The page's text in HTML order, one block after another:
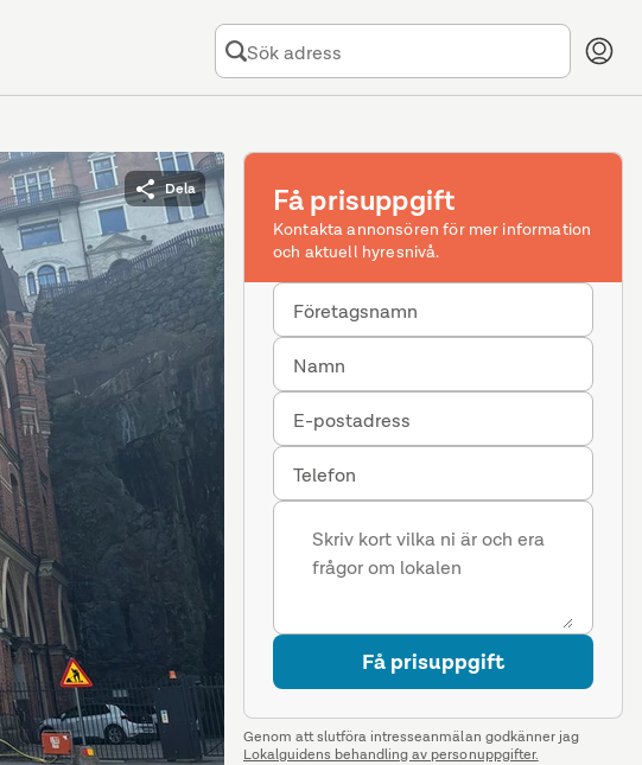
Dela Få prisuppgift
Kontakta annonsören för mer information
och aktuell hyresnivå.
Företagsnamn
Namn
E-postadress
Telefon
Få prisuppgift
Genom att slutföra intresseanmälan godkänner jag
Lokalguidens behandling av personuppgifter.